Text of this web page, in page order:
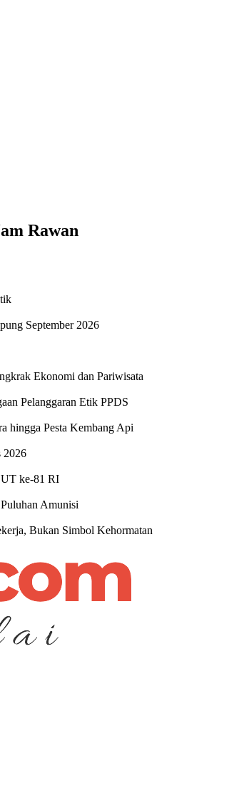
Rawan
September 2026
Ekonomi dan Pariwisata
Pelanggaran Etik PPDS
hingga Pesta Kembang Api
2026
ke-81 RI
Amunisi
Bukan Simbol Kehormatan